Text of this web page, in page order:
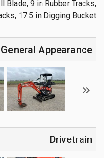
Blade, 9 in Rubber Tracks,
17.5 in Digging Bucket
General Appearance
Drivetrain